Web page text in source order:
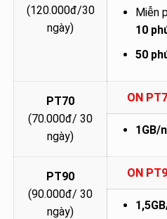
(120.000đ/30
ngày)
Miễn
10
50
PT70
(70.000đ/ 30
ngày)
ON
1GB/
PT90
(90.000đ/ 30
ngày)
ON